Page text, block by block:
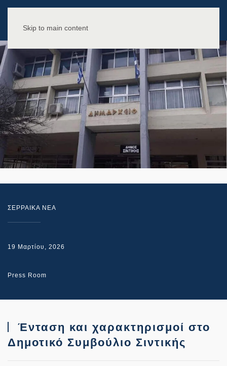
Skip to main content
ΣΕΡΡΑΙΚΑ ΝΕΑ
19 Μαρτίου, 2026
Press Room
Ένταση και χαρακτηρισμοί στο
Δημοτικό Συμβούλιο Σιντικής